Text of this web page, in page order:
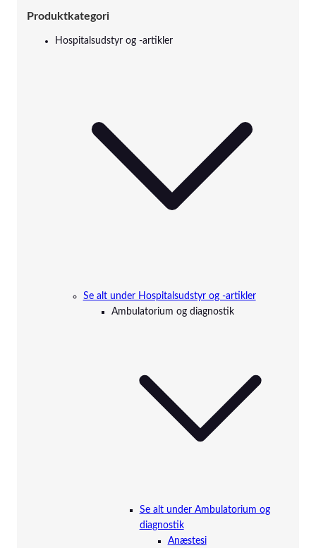
Produktkategori
Hospitalsudstyr og -artikler
Se alt under Hospitalsudstyr og -artikler
Ambulatorium og diagnostik
Se alt under Ambulatorium og
diagnostik
Anæstesi